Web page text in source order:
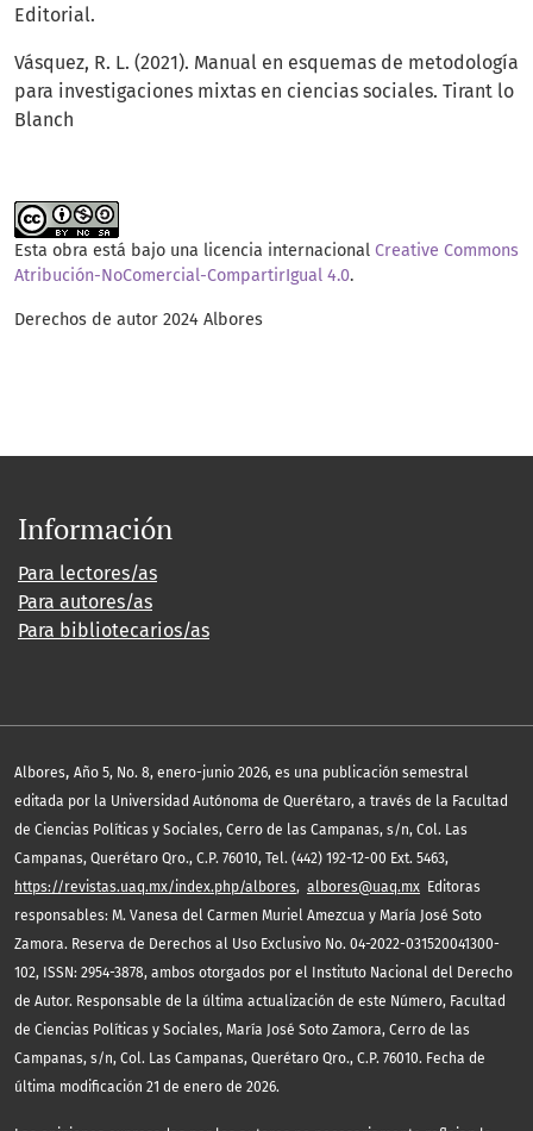
Editorial.
Vásquez, R. L. (2021). Manual en esquemas de metodología
para investigaciones mixtas en ciencias sociales. Tirant lo
Blanch
Esta obra está bajo una licencia internacional Creative Commons
Atribución-NoComercial-CompartirIgual 4.0.
Derechos de autor 2024 Albores
Información
Para lectores/as
Para autores/as
Para bibliotecarios/as
Albores, Año 5, No. 8, enero-junio 2026, es una publicación semestral
editada por la Universidad Autónoma de Querétaro, a través de la Facultad
de Ciencias Políticas y Sociales, Cerro de las Campanas, s/n, Col. Las
Campanas, Querétaro Qro., C.P. 76010, Tel. (442) 192-12-00 Ext. 5463,
https://revistas.uaq.mx/index.php/albores, albores@uaq.mx Editoras
responsables: M. Vanesa del Carmen Muriel Amezcua y María José Soto
Zamora. Reserva de Derechos al Uso Exclusivo No. 04-2022-031520041300-
102, ISSN: 2954-3878, ambos otorgados por el Instituto Nacional del Derecho
de Autor. Responsable de la última actualización de este Número, Facultad
de Ciencias Políticas y Sociales, María José Soto Zamora, Cerro de las
Campanas, s/n, Col. Las Campanas, Querétaro Qro., C.P. 76010. Fecha de
última modificación 21 de enero de 2026.